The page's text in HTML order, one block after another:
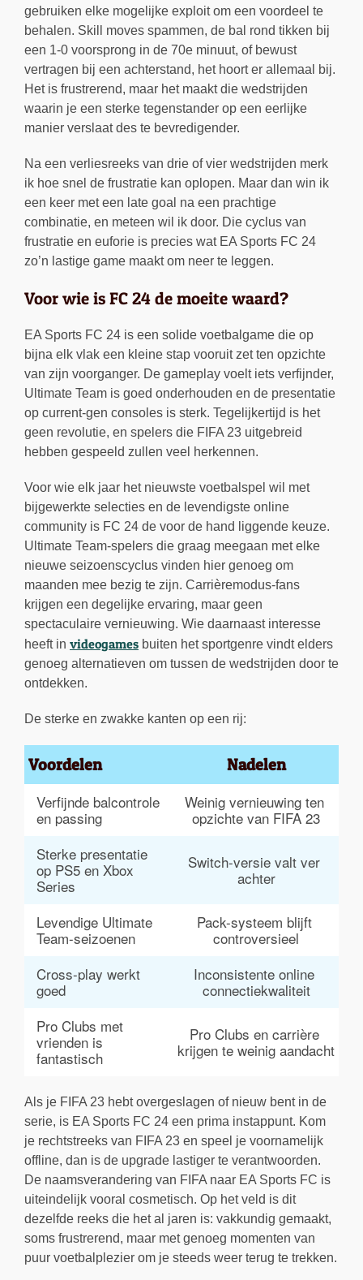
gebruiken elke mogelijke exploit om een voordeel te
behalen. Skill moves spammen, de bal rond tikken bij
een 1-0 voorsprong in de 70e minuut, of bewust
vertragen bij een achterstand, het hoort er allemaal bij.
Het is frustrerend, maar het maakt die wedstrijden
waarin je een sterke tegenstander op een eerlijke
manier verslaat des te bevredigender.
Na een verliesreeks van drie of vier wedstrijden merk
ik hoe snel de frustratie kan oplopen. Maar dan win ik
een keer met een late goal na een prachtige
combinatie, en meteen wil ik door. Die cyclus van
frustratie en euforie is precies wat EA Sports FC 24
zo’n lastige game maakt om neer te leggen.
Voor wie is FC 24 de moeite waard?
EA Sports FC 24 is een solide voetbalgame die op
bijna elk vlak een kleine stap vooruit zet ten opzichte
van zijn voorganger. De gameplay voelt iets verfijnder,
Ultimate Team is goed onderhouden en de presentatie
op current-gen consoles is sterk. Tegelijkertijd is het
geen revolutie, en spelers die FIFA 23 uitgebreid
hebben gespeeld zullen veel herkennen.
Voor wie elk jaar het nieuwste voetbalspel wil met
bijgewerkte selecties en de levendigste online
community is FC 24 de voor de hand liggende keuze.
Ultimate Team-spelers die graag meegaan met elke
nieuwe seizoenscyclus vinden hier genoeg om
maanden mee bezig te zijn. Carrièremodus-fans
krijgen een degelijke ervaring, maar geen
spectaculaire vernieuwing. Wie daarnaast interesse
heeft in videogames buiten het sportgenre vindt elders
genoeg alternatieven om tussen de wedstrijden door te
ontdekken.
De sterke en zwakke kanten op een rij:
Voordelen Nadelen
Verfijnde balcontrole
en passing
Weinig vernieuwing ten
opzichte van FIFA 23
Sterke presentatie
op PS5 en Xbox
Series
Switch-versie valt ver
achter
Levendige Ultimate
Team-seizoenen
Pack-systeem blijft
controversieel
Cross-play werkt
goed
Inconsistente online
connectiekwaliteit
Pro Clubs met
vrienden is
fantastisch
Pro Clubs en carrière
krijgen te weinig aandacht
Als je FIFA 23 hebt overgeslagen of nieuw bent in de
serie, is EA Sports FC 24 een prima instappunt. Kom
je rechtstreeks van FIFA 23 en speel je voornamelijk
offline, dan is de upgrade lastiger te verantwoorden.
De naamsverandering van FIFA naar EA Sports FC is
uiteindelijk vooral cosmetisch. Op het veld is dit
dezelfde reeks die het al jaren is: vakkundig gemaakt,
soms frustrerend, maar met genoeg momenten van
puur voetbalplezier om je steeds weer terug te trekken.